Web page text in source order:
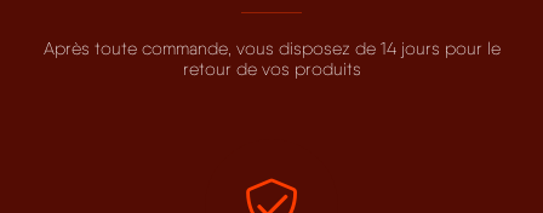
Après toute commande, vous disposez de 14 jours pour le
retour de vos produits